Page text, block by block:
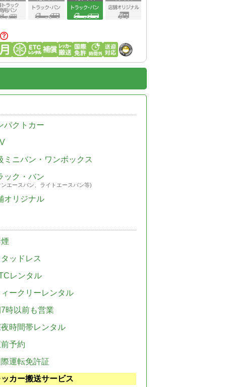
パクトカー
ミニバン・ワンボックス
ック・バン
エースバン、ライトエースバン等)
オリジナル
ッドレス
レンタル
ークリーレンタル
時以前も営業
時間帯レンタル
予約
運転免許証
カー搬送サービス